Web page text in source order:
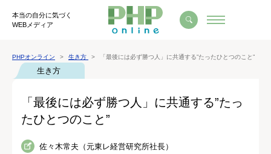
本当の自分に気づく
WEBメディア
PHPオンライン 生き方 「最後には必ず勝つ人」に共通する”たったひとつのこと”
生き方
「最後には必ず勝つ人」に共通する”たっ
たひとつのこと”
佐々木常夫（元東レ経営研究所社長）